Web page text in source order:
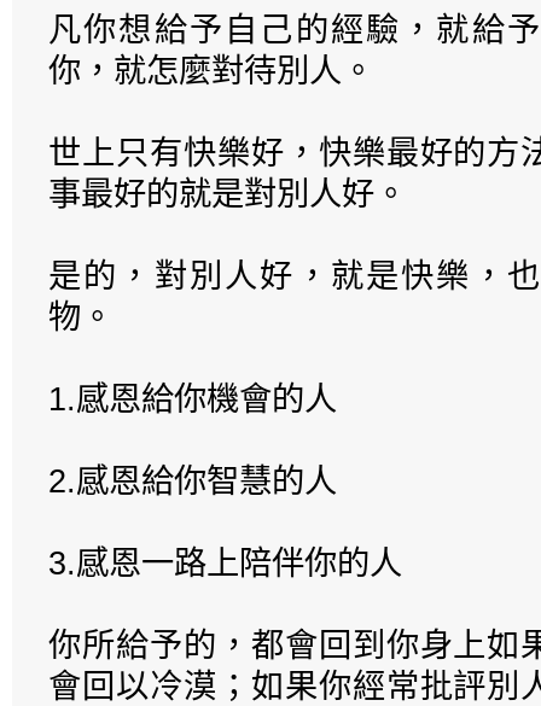
凡你想給予自己的經驗，就給
你，就怎麼對待別人。
世上只有快樂好，快樂最好的方
事最好的就是對別人好。
是的，對別人好，就是快樂，
物。
1.感恩給你機會的人
2.感恩給你智慧的人
3.感恩一路上陪伴你的人
你所給予的，都會回到你身上如
會回以冷漠；如果你經常批評別